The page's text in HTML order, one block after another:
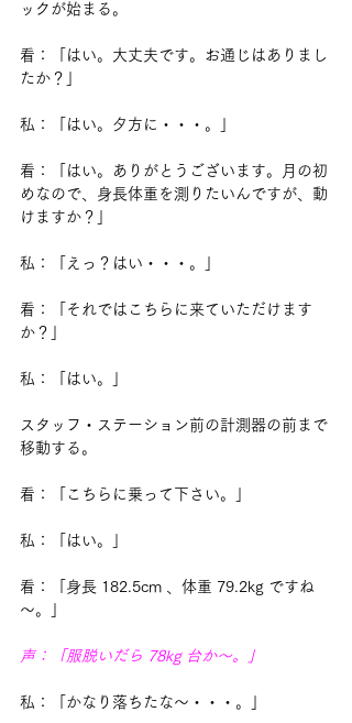
ックが始まる。
看：「はい。大丈夫です。お通じはありまし
たか？」
私：「はい。夕方に・・・。」
看：「はい。ありがとうございます。月の初
めなので、身長体重を測りたいんですが、動
けますか？」
私：「えっ？はい・・・。」
看：「それではこちらに来ていただけます
か？」
私：「はい。」
スタッフ・ステーション前の計測器の前まで
移動する。
看：「こちらに乗って下さい。」
私：「はい。」
看：「身長 182.5cm 、体重 79.2kg ですね
～。」
声：「服脱いだら 78kg 台か～。」
私：「かなり落ちたな～・・・。」